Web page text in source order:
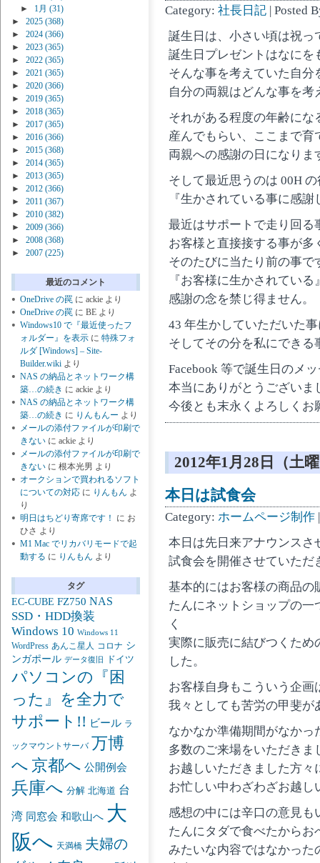
►
1月 (31)
►
2025 (368)
►
2024 (366)
►
2023 (365)
►
2022 (365)
►
2021 (365)
►
2020 (366)
►
2019 (365)
►
2018 (365)
►
2017 (365)
►
2016 (366)
►
2015 (368)
►
2014 (365)
►
2013 (365)
►
2012 (366)
►
2011 (367)
►
2010 (382)
►
2009 (366)
►
2008 (368)
►
2007 (225)
最近のコメント
OneDrive の罠 に ackie より
OneDrive の罠 に BE より
Windows10 で『最近使ったフ
ォルダー』を表示 に 特殊フォ
ルダ [Windows] – Site-
Builder.wiki より
NAS の納品とネットワーク構
築…の続き に ackie より
NAS の納品とネットワーク構
築…の続き に りんもんー より
メールの添付ファイルが印刷で
きない に ackie より
メールの添付ファイルが印刷で
きない に 根本光男 より
オークションで買われるソフト
についての対応 に りんもん よ
り
明日はちどり寄席です！
に お
ひさ より
M1 Mac でリカバリモードで起
動する に りんもん より
タグ
EC-CUBE FZ750 NAS
SSD・HDD換装
Windows 10 Windows 11
WordPress あんこ星人 コロナ シ
ンガポール データ復旧 ドイツ
パソコンの『困
った』を全力で
サポート!! ビール ラ
ックマウントサーバ 万博
へ 京都へ 公開例会
兵庫へ 分解 北海道 台
湾 同窓会 和歌山へ 大
阪へ 天満橋 夫婦の
Category: 社長日記 | Posted
誕生日は、小さい頃は祝っ
誕生日プレゼントはなにを
そんな事を考えていた自分
自分の両親はどんな事を
それがある程度の年齢にな
産んでもらい、ここまで育
両親への感謝の日になりま
そして最近思うのは 00H
『生かされている事に感
最近はサポートで走り回る
お客様と直接接する事が多
そのたびに当たり前の事で
『お客様に生かされてい
感謝の念を禁じ得ません。
43 年生かしていただいた
そしてその分を私にでき
Facebook 等で誕生日のメ
本当にありがとうございま
今後とも末永くよろしくお
2012年1月28日（土
本日は試食会
Category: ホームページ制作
本日は先日来アナウンス
試食会を開催させていただ
基本的にはお客様の商品の
たんにネットショップの
く
実際に販売に結びつくた
した。
お客様自身もこういう企画
我々としても苦労の甲斐
なかなか準備期間がなかっ
多数のご来場をいただきま
お越しいただきました方々
お忙しい中わざわざお越
感想の中には辛口の意見も
たんにタダで食べたからお
みたいな内容ではなかった